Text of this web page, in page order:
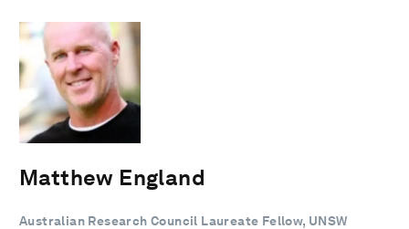
Matthew England
Australian Research Council Laureate Fellow, UNSW